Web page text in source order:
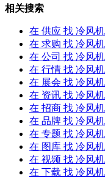
相关搜索
在 供应 找 冷风机
在 求购 找 冷风机
在 公司 找 冷风机
在 行情 找 冷风机
在 展会 找 冷风机
在 资讯 找 冷风机
在 招商 找 冷风机
在 品牌 找 冷风机
在 专题 找 冷风机
在 图库 找 冷风机
在 视频 找 冷风机
在 下载 找 冷风机